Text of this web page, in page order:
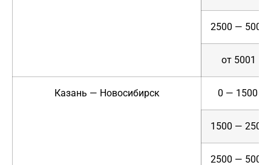
2500 — 5000
от 5001
Казань — Новосибирск 0 — 1500
1500 — 2500
2500 — 5000